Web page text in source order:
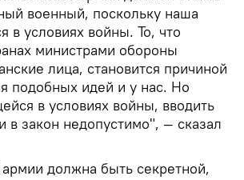
военный, поскольку наша
в условиях войны. То, что
министрами обороны
лица, становится причиной
подобных идей и у нас. Но
в условиях войны, вводить
в закон недопустимо", — сказал
должна быть секретной,